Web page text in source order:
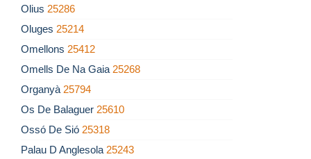
Olius 25286
Oluges 25214
Omellons 25412
Omells De Na Gaia 25268
Organyà 25794
Os De Balaguer 25610
Ossó De Sió 25318
Palau D Anglesola 25243